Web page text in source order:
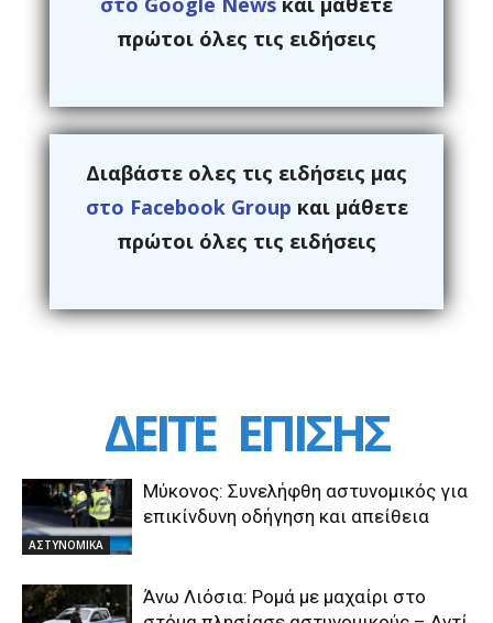
πρώτοι όλες τις ειδήσεις
Διαβάστε ολες τις ειδήσεις μας
στο Facebook Group και μάθετε
πρώτοι όλες τις ειδήσεις
ΔΕΙΤΕ ΕΠΙΣΗΣ
ΑΣΤΥΝΟΜΙΚΑ
Μύκονος: Συνελήφθη αστυνομικός για
επικίνδυνη οδήγηση και απείθεια
Άνω Λιόσια: Ρομά με μαχαίρι στο